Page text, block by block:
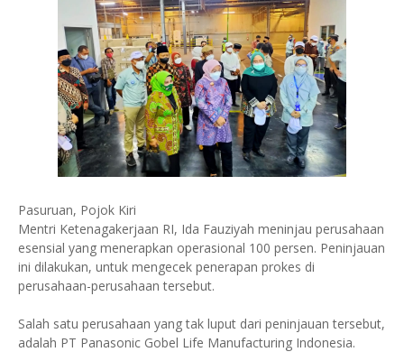
Pasuruan, Pojok Kiri
Mentri Ketenagakerjaan RI, Ida Fauziyah meninjau perusahaan
esensial yang menerapkan operasional 100 persen. Peninjauan
ini dilakukan, untuk mengecek penerapan prokes di
perusahaan-perusahaan tersebut.
Salah satu perusahaan yang tak luput dari peninjauan tersebut,
adalah PT Panasonic Gobel Life Manufacturing Indonesia.